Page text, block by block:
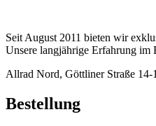
Seit August 2011 bieten wir
Unsere langjährige Erfahrung im
Allrad Nord, Göttliner Straße 14-
Bestellung